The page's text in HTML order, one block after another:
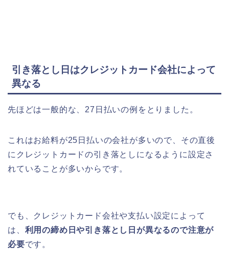
引き落とし日はクレジットカード会社によって
異なる
先ほどは一般的な、27日払いの例をとりました。
これはお給料が25日払いの会社が多いので、その直後
にクレジットカードの引き落としになるように設定さ
れていることが多いからです。
でも、クレジットカード会社や支払い設定によって
は、 利用の締め日や引き落とし日が異なるので注意が
必要です。